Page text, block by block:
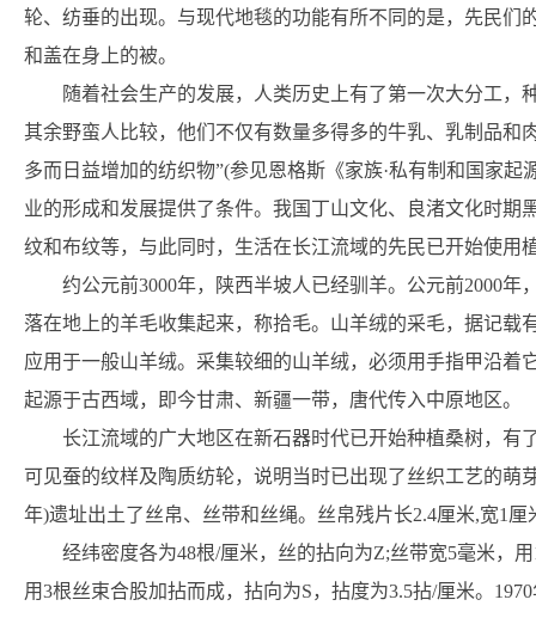
轮、纺垂的出现。与现代地毯的功能有所不同的是，先民们
和盖在身上的被。
随着社会生产的发展，人类历史上有了第一次大分工
其余野蛮人比较，他们不仅有数量多得多的牛乳、乳制品和
多而日益增加的纺织物”(参见恩格斯《家族·私有制和国家
业的形成和发展提供了条件。我国丁山文化、良渚文化时
纹和布纹等，与此同时，生活在长江流域的先民已开始使用
约公元前3000年，陕西半坡人已经驯羊。公元前2000
落在地上的羊毛收集起来，称拾毛。山羊绒的采毛，据记载
应用于一般山羊绒。采集较细的山羊绒，必须用手指甲沿
起源于古西域，即今甘肃、新疆一带，唐代传入中原地区。
长江流域的广大地区在新石器时代已开始种植桑树，
可见蚕的纹样及陶质纺轮，说明当时已出现了丝织工艺的萌
年)遗址出土了丝帛、丝带和丝绳。丝帛残片长2.4厘米,宽1厘
经纬密度各为48根/厘米，丝的拈向为Z;丝带宽5毫米，
用3根丝束合股加拈而成，拈向为S，拈度为3.5拈/厘米。